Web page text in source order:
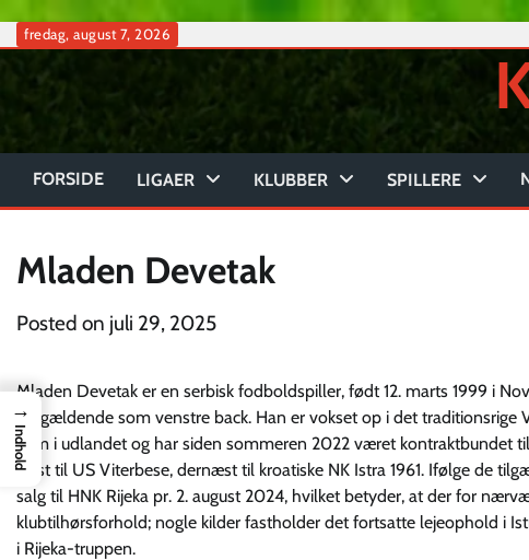
Skip
content
fredag, august 7, 2026
FORSIDE
LIGAER KLUBBER SPILLERE
Mladen Devetak
Posted on juli 29, 2025
Mladen Devetak er en serbisk fodboldspiller, født 12. marts 1999 i
sig gældende som venstre back. Han er vokset op i det
som i udlandet og har siden sommeren 2022 været kontraktbundet
først til US Viterbese, dernæst til kroatiske NK Istra 1961. Ifølge de
salg til HNK Rijeka pr. 2. august 2024, hvilket betyder, at der for
klubtilhørsforhold; nogle kilder fastholder det fortsatte lejeophold i
i Rijeka-truppen.
→
Indhold